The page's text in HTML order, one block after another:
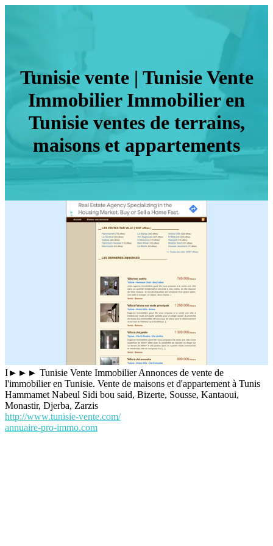
Tunisie vente | Tunisie Vente
Immobilier Immobilier en
Tunisie ventes de terrains,
maisons et ap­par­te­ments
I►►► Tunisie Vente Immobilier Annonces de vente de
l'immobilier en Tunisie. Vente de maisons et d'appartement à Tunis
Hammamet Nabeul Sidi bou said, Bizerte, Sousse, Kantaoui,
Monastir, Djerba, Zarzis
http://www.tunisie-vente.com/
annuaire-pro-immo.com